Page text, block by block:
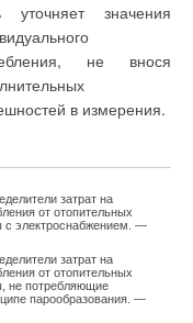
уточняет значения
не внося
в измерения.
затрат на
от отопительных
с электроснабжением. —
затрат на
от отопительных
не потребляющие
парообразования. —